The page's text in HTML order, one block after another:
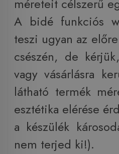
méreteit célszerű
A bidé funkciós
teszi ugyan az
csészén, de
vagy vásárlásra
látható termék
esztétika elérése
a készülék
nem terjed ki!).